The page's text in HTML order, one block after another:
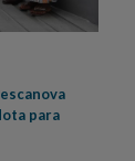
para